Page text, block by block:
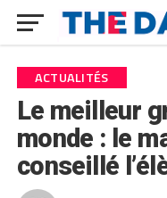
ACTUALITÉS
Le meilleur
monde : le
conseillé